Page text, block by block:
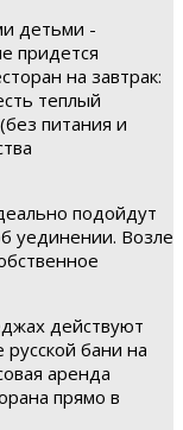
детьми -
придется
на завтрак:
теплый
питания и
подойдут
уединении. Возле
действуют
бани на
аренда
прямо в